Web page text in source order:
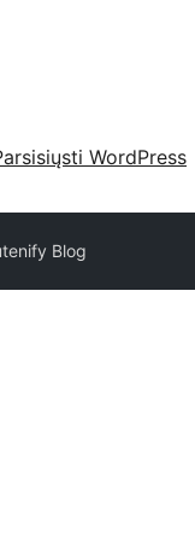
WordPress
Blog